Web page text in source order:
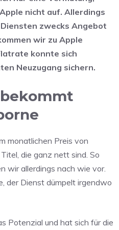
nicht auf. Allerdings
zwecks Angebot
wir zu Apple
konnte sich
Neuzugang sichern.
monatlichen Preis von
die ganz nett sind. So
wir allerdings nach wie vor.
der Dienst dümpelt irgendwo
Potenzial und hat sich für die